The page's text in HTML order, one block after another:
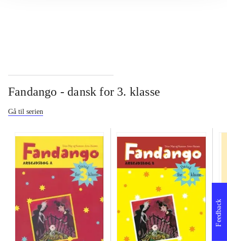
Fandango - dansk for 3. klasse
Gå til serien
Feedback